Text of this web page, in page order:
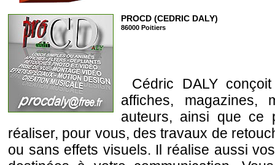
PROCD (CEDRIC DALY)
86000 Poitiers
Cédric DALY
affiches, magazines,
auteurs, ainsi que ce
réaliser, pour vous, des travaux de
ou sans effets visuels. Il réalise aussi